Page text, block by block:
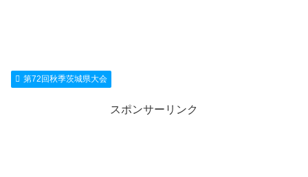
第72回秋季茨城県大会
スポンサーリンク